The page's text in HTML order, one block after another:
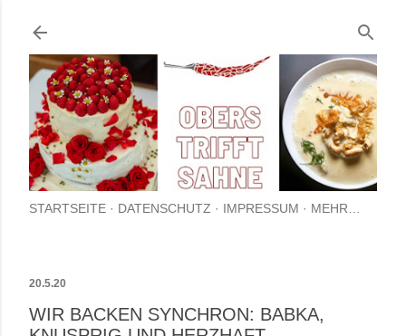
STARTSEITE DATENSCHUTZ IMPRESSUM MEHR…
20.5.20
WIR BACKEN SYNCHRON: BABKA,